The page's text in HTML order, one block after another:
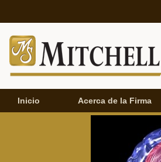
Inicio Acerca de la Firma